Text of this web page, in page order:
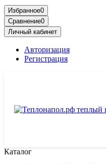
Избранное0
Сравнение0
Личный кабинет
Авторизация
Регистрация
Каталог